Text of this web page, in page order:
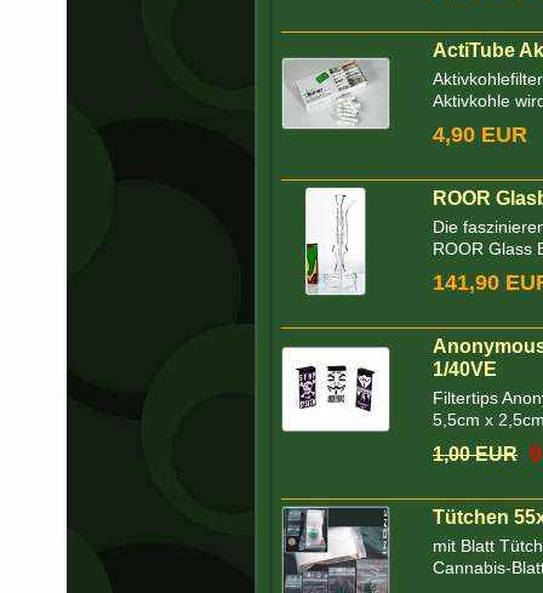
ActiTube
Aktivkohle
4,90 EUR
ROOR
Die
ROOR Glass
141,90
1/40VE
Filtertips
5,5cm x
1,00 EUR
Tütchen
mit Blatt
Cannabis-